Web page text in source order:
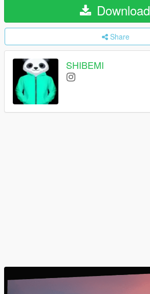
Download
Share
SHIBEMI